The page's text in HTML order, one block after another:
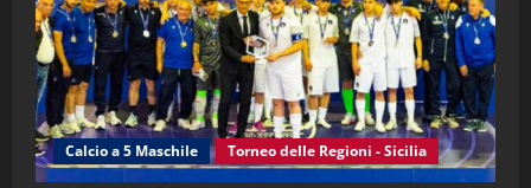
3 21/04/2026
4
"SportEmpire" in Podcast Sport News
“SportEmpire” in Podcast: 27^ Puntata
(Martedi 14 Aprile 2026)
15/04/2026
Calcio a 5 Maschile Torneo delle Regioni - Sicilia